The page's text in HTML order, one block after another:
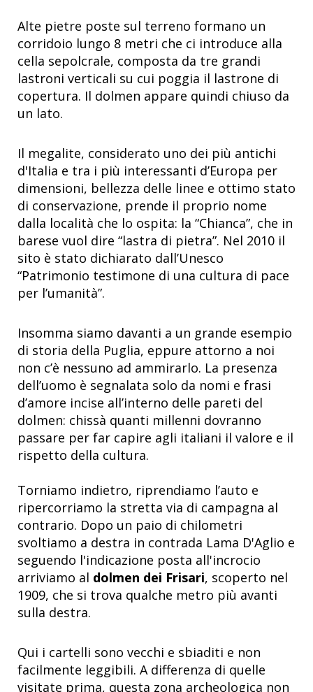
Alte pietre poste sul terreno formano un
corridoio lungo 8 metri che ci introduce alla
cella sepolcrale, composta da tre grandi
lastroni verticali su cui poggia il lastrone di
copertura. Il dolmen appare quindi chiuso da
un lato.
Il megalite, considerato uno dei più antichi
d'Italia e tra i più interessanti d’Europa per
dimensioni, bellezza delle linee e ottimo stato
di conservazione, prende il proprio nome
dalla località che lo ospita: la “Chianca”, che in
barese vuol dire “lastra di pietra”. Nel 2010 il
sito è stato dichiarato dall’Unesco
“Patrimonio testimone di una cultura di pace
per l’umanità”.
Insomma siamo davanti a un grande esempio
di storia della Puglia, eppure attorno a noi
non c’è nessuno ad ammirarlo. La presenza
dell’uomo è segnalata solo da nomi e frasi
d’amore incise all’interno delle pareti del
dolmen: chissà quanti millenni dovranno
passare per far capire agli italiani il valore e il
rispetto della cultura.
Torniamo indietro, riprendiamo l’auto e
ripercorriamo la stretta via di campagna al
contrario. Dopo un paio di chilometri
svoltiamo a destra in contrada Lama D'Aglio e
seguendo l'indicazione posta all'incrocio
arriviamo al dolmen dei Frisari, scoperto nel
1909, che si trova qualche metro più avanti
sulla destra.
Qui i cartelli sono vecchi e sbiaditi e non
facilmente leggibili. A differenza di quelle
visitate prima, questa zona archeologica non